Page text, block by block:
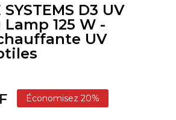
SYSTEMS D3 UV
125 W -
UV
Économisez 20%